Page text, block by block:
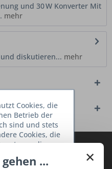
und 30 W Konverter Mit
mehr
diskutieren... mehr
und verpassen
×
...
Cookies, die
Betrieb der
sind und stets
Cookies, die
dieser
mit